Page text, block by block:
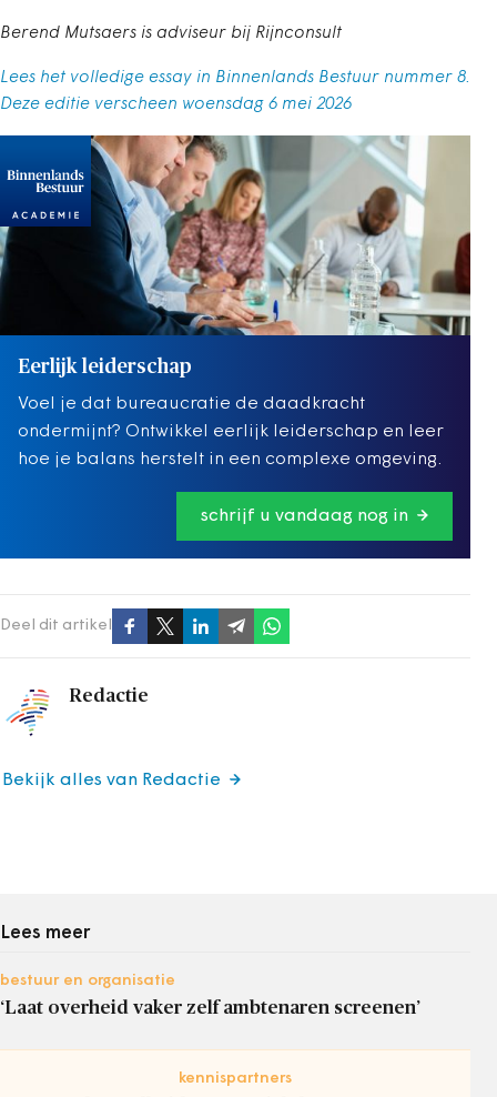
Berend Mutsaers is adviseur bij Rijnconsult
Lees het volledige essay in Binnenlands Bestuur nummer 8.
Deze editie verscheen woensdag 6 mei 2026
Eerlijk leiderschap
Voel je dat bureaucratie de daadkracht
ondermijnt? Ontwikkel eerlijk leiderschap en leer
hoe je balans herstelt in een complexe omgeving.
schrijf u vandaag nog in
Deel dit artikel
Redactie
Bekijk alles van Redactie
Lees meer
bestuur en organisatie
‘Laat overheid vaker zelf ambtenaren screenen’
kennispartners